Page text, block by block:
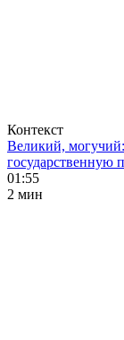
Контекст
Великий, могучий:
государственную
01:55
2 мин